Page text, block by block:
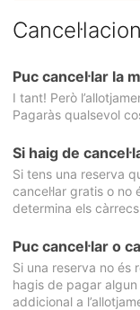
Puc cancel·lar la
I tant! Però
Pagaràs qualsevol
Si haig de
Si tens una reserva
cancel·lar gratis o
determina els
Puc cancel·lar o
Si una reserva no és
hagis de pagar algun
addicional a